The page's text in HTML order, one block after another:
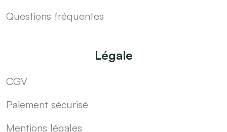
Questions fréquentes
Légale
CGV
Paiement sécurisé
Mentions légales